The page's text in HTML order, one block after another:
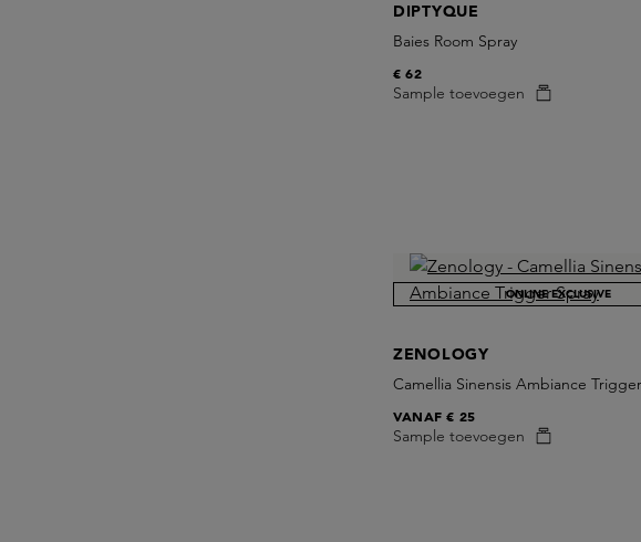
DIPTYQUE
Baies Room Spray
Sample toevoegen
€ 62
ONLINE EXCLUSIVE
ZENOLOGY
Camellia Sinensis Ambiance
Sample toevoegen
VANAF€ 25